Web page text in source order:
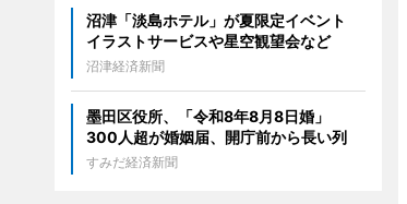
沼津「淡島ホテル」が夏限定イベント
イラストサービスや星空観望会など
沼津経済新聞
墨田区役所、「令和8年8月8日婚」
300人超が婚姻届、開庁前から長い列
すみだ経済新聞